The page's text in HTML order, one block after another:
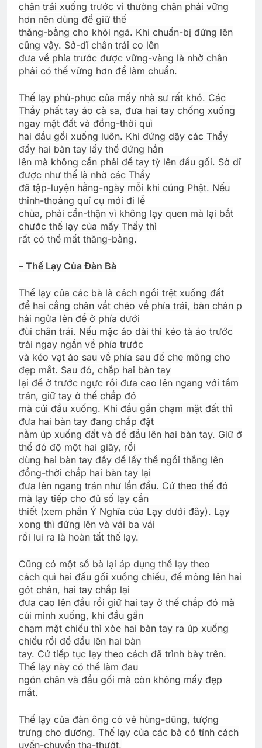
chân trái xuống trước vì thường chân phải vững
hơn nên dùng để giữ thế
thăng-bằng cho khỏi ngã. Khi chuẩn-bị đứng lên
cũng vậy. Sở-dĩ chân trái co lên
đưa về phía trước được vững-vàng là nhờ chân
phải có thế vững hơn để làm chuẩn.
Thế lạy phủ-phục của mấy nhà sư rất khó. Các
Thầy phất tay áo cà sa, đưa hai tay chống xuống
ngay mặt đất và đồng-thời quì
hai đầu gối xuống luôn. Khi đứng dậy các Thầy
đẩy hai bàn tay lấy thế đứng hẳn
lên mà không cần phải để tay tỳ lên đầu gối. Sở dĩ
được như thế là nhờ các Thầy
đã tập-luyện hằng-ngày mỗi khi cúng Phật. Nếu
thỉnh-thoảng quí cụ mới đi lễ
chùa, phải cẩn-thận vì không lạy quen mà lại bắt
chước thế lạy của mấy Thầy thì
rất có thể mất thăng-bằng.
– Thế Lạy Của Đàn Bà
Thế lạy của các bà là cách ngồi trệt xuống đất
để hai cẳng chân vắt chéo về phía trái, bàn chân p
hải ngửa lên để ở phía dưới
đùi chân trái. Nếu mặc áo dài thì kéo tà áo trước
trải ngay ngắn về phía trước
và kéo vạt áo sau về phía sau để che mông cho
đẹp mắt. Sau đó, chắp hai bàn tay
lại để ở trước ngực rồi đưa cao lên ngang với tầm
trán, giữ tay ở thế chắp đó
mà cúi đầu xuống. Khi đầu gần chạm mặt đất thì
đưa hai bàn tay đang chắp đặt
nằm úp xuống đất và để đầu lên hai bàn tay. Giữ ở
thế đó độ một hai giây, rồi
dùng hai bàn tay đẩy để lấy thế ngồi thẳng lên
đồng-thời chắp hai bàn tay lại
đưa lên ngang trán như lần đầu. Cứ theo thế đó
mà lạy tiếp cho đủ số lạy cần
thiết (xem phần Ý Nghĩa của Lạy dưới đây). Lạy
xong thì đứng lên và vái ba vái
rồi lui ra là hoàn tất thế lạy.
Cũng có một số bà lại áp dụng thế lạy theo
cách quì hai đầu gối xuống chiếu, để mông lên hai
gót chân, hai tay chắp lại
đưa cao lên đầu rồi giữ hai tay ở thế chắp đó mà
cúi mình xuống, khi đầu gần
chạm mặt chiếu thì xòe hai bàn tay ra úp xuống
chiếu rồi để đầu lên hai bàn
tay. Cứ tiếp tục lạy theo cách đã trình bày trên.
Thế lạy này có thể làm đau
ngón chân và đầu gối mà còn không mấy đẹp
mắt.
Thế lạy của đàn ông có vẻ hùng-dũng, tượng
trưng cho dương. Thế lạy của các bà có tính cách
uyển-chuyển tha-thướt,